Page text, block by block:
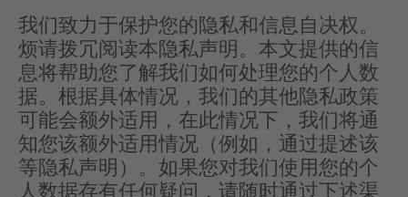
Sect. II.2.
c. Why
Processing data from team
conversations, player cams as well as
room cams and mics during your
performance in the Tournament is
based on our contract with you as a
我们致力于保护您的隐私和信息自决权。
烦请拨冗阅读本隐私声明。本文提供的信
息将帮助您了解我们如何处理您的个人数
据。根据具体情况，我们的其他隐私政策
可能会额外适用，在此情况下，我们将通
知您该额外适用情况（例如，通过提述该
等隐私声明）。如果您对我们使用您的个
人数据存有任何疑问，请随时通过下述渠